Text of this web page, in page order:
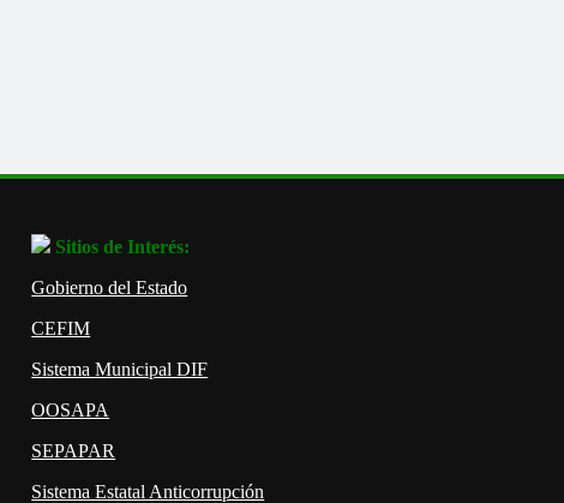
Sitios de Interés:
Gobierno del Estado
CEFIM
Sistema Municipal DIF
OOSAPA
SEPAPAR
Sistema Estatal Anticorrupción